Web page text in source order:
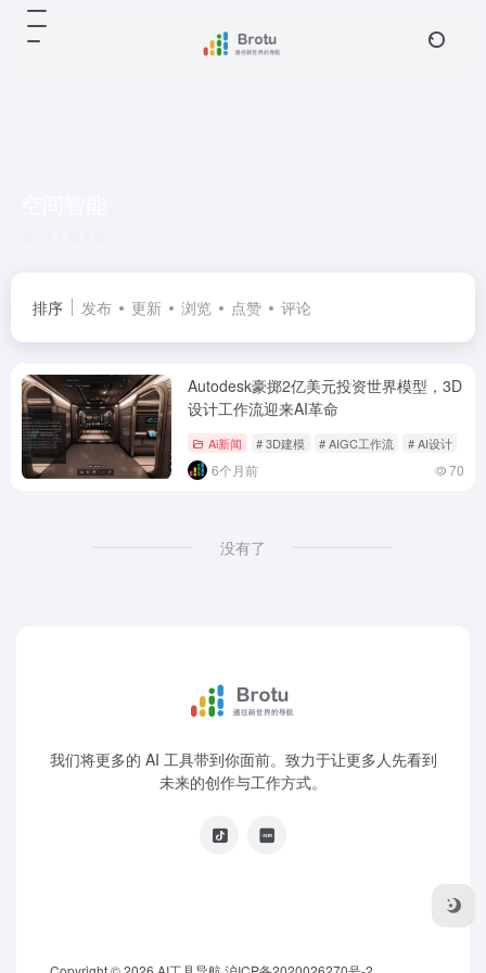
排序 发布 更新 浏览 点赞 评论
Autodesk豪掷2亿美元投资世界模型，3D
设计工作流迎来AI革命
Ai新闻 # 3D建模 # AIGC工作流 # AI设计
6个月前 70
没有了
我们将更多的 AI 工具带到你面前。致力于让更多人先看到
未来的创作与工作方式。